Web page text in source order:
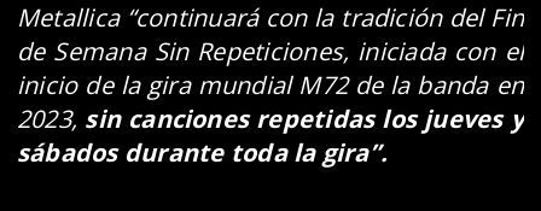
Metallica “continuará con la tradición del Fin
de Semana Sin Repeticiones, iniciada con el
inicio de la gira mundial M72 de la banda en
2023, sin canciones repetidas los jueves y
sábados durante toda la gira”.